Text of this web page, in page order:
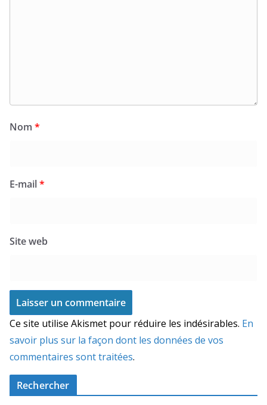
Nom *
E-mail*
Site web
Ce site utilise Akismet pour réduire les indésirables. En
savoir plus sur la façon dont les données de vos
commentaires sont traitées.
Rechercher